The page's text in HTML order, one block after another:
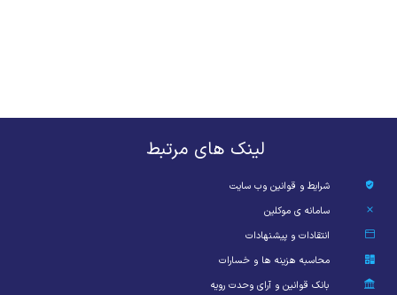
لینک های مرتبط
شرایط و قوانین وب سایت
سامانه ی موکلین
انتقادات و پیشنهادات
محاسبه هزینه ها و خسارات
بانک قوانین و آرای وحدت رویه